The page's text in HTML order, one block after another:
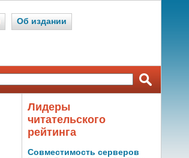
Об издании
Лидеры
читательского
рейтинга
Совместимость серверов